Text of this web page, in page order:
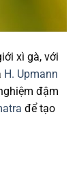
xì gà, với
H. Upmann
đậm
để tạo